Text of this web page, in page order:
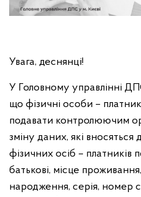
Увага, деснянці!
У Головному управлінні
що фізичні особи –
подавати контролюючим
зміну даних, які
фізичних осіб – платників
батькові, місце
народження, серія, номер